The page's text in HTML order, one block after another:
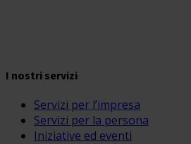
I nostri servizi
Servizi per l’impresa
Servizi per la persona
Iniziative ed eventi